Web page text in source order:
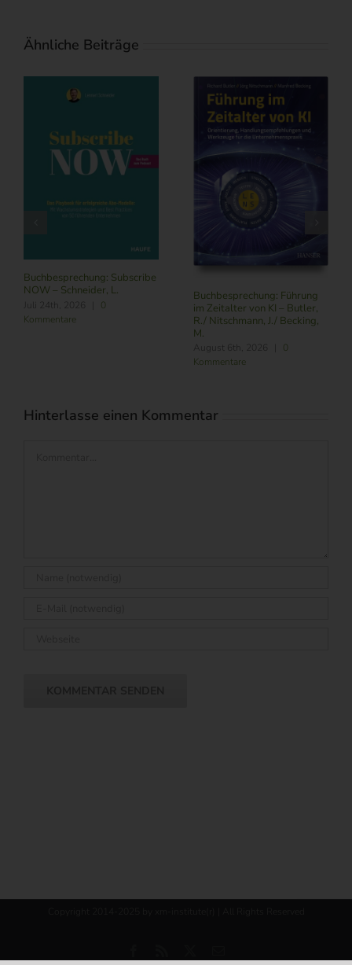
Ähnliche Beiträge
Buchbesprechung: Subscribe
NOW – Schneider, L.
Juli 24th, 2026
0
Kommentare
Buchbesprechung: Führung
im Zeitalter von KI – Butler,
R./ Nitschmann, J./ Becking,
M.
August 6th, 2026
0
Kommentare
Hinterlasse einen Kommentar